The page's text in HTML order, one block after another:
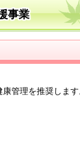
事業
管理を推奨します